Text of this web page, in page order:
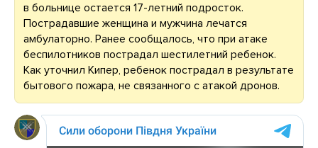
в больнице остается 17-летний подросток.
Пострадавшие женщина и мужчина лечатся
амбулаторно. Ранее сообщалось, что при атаке
беспилотников пострадал шестилетний ребенок.
Как уточнил Кипер, ребенок пострадал в результате
бытового пожара, не связанного с атакой дронов.